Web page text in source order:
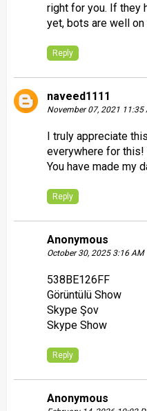
right for you. If they
yet, bots are well on
Reply
naveed1111
November 07, 2021 11:35
I truly appreciate
everywhere for this!
You have made my
Reply
Anonymous
October 30, 2025 3:16 AM
538BE126FF
Görüntülü Show
Skype Şov
Skype Show
Reply
Anonymous